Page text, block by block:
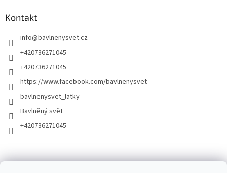
Kontakt
info@bavlnenysvet.cz
+420736271045
+420736271045
https://www.facebook.com/bavlnenysvet
bavlnenysvet_latky
Bavlněný svět
+420736271045